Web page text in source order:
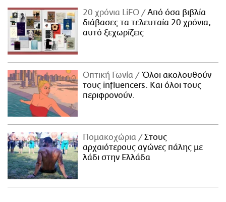
20 χρόνια LiFO
Από όσα βιβλία
διάβασες τα τελευταία 20 χρόνια,
αυτό ξεχωρίζεις
Οπτική Γωνία
Όλοι ακολουθούν
τους influencers. Και όλοι τους
περιφρονούν.
Πομακοχώρια
Στους
αρχαιότερους αγώνες πάλης με
λάδι στην Ελλάδα